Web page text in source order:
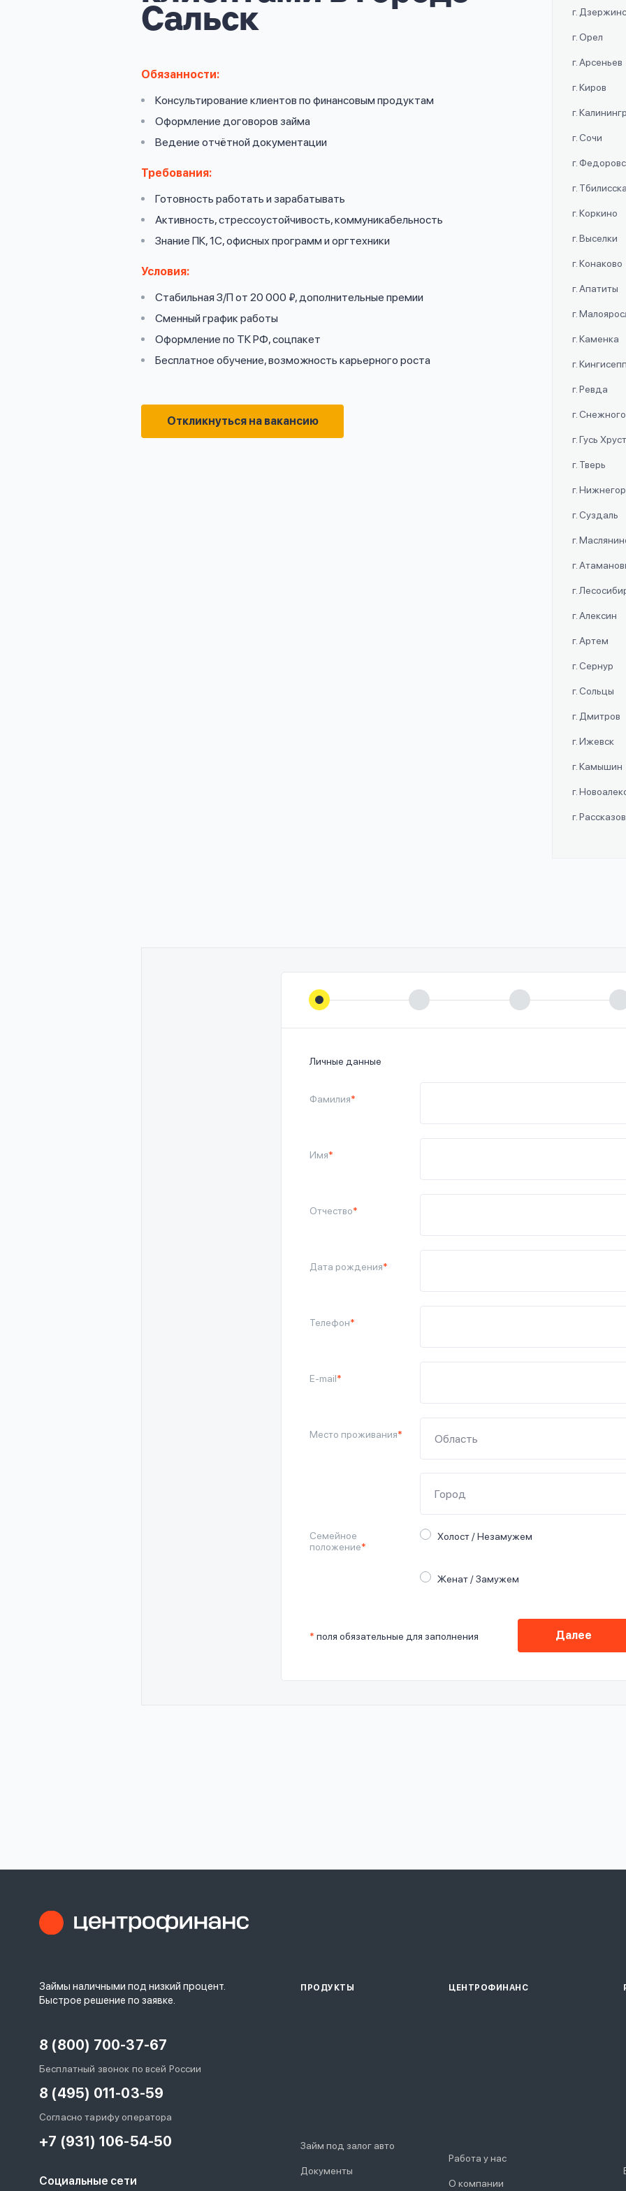
Сальск
Обязанности:
Консультирование клиентов по финансовым продуктам
Оформление договоров займа
Ведение отчётной документации
Требования:
Готовность работать и зарабатывать
Активность, стрессоустойчивость, коммуникабельность
Знание ПК, 1С, офисных программ и оргтехники
Условия:
Стабильная З/П от 20 000 ₽, дополнительные премии
Сменный график работы
Оформление по ТК РФ, соцпакет
Бесплатное обучение, возможность карьерного роста
Откликнуться на вакансию
г.
г. Орел
г. Арсеньев
г. Киров
г.
г. Сочи
г.
г.
г. Коркино
г. Выселки
г. Конаково
г. Апатиты
г.
г. Каменка
г. Кингисепп
г. Ревда
г.
г. Гусь
г. Тверь
г.
г. Суздаль
г.
г.
г.
г. Алексин
г. Артем
г. Сернур
г. Сольцы
г. Дмитров
г. Ижевск
г. Камышин
г.
г.
Личные данные
Фамилия*
Имя*
Отчество*
Дата рождения*
Телефон*
E-mail*
Место проживания*
Семейное
положение*
Холост / Незамужем
Женат / Замужем
* поля обязательные для заполнения Далее
Займы наличными под низкий процент.
Быстрое решение по заявке.
8 (800) 700-37-67
Бесплатный звонок по всей России
8 (495) 011-03-59
Согласно тарифу оператора
+7 (931) 106-54-50
Социальные сети
ПРОДУКТЫ
Займ под залог авто
Документы
ЦЕНТРОФИНАНС
Работа у нас
О компании
Войти под другим номером